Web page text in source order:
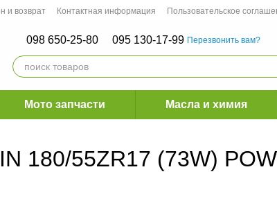
и возврат Контактная информация Пользовательское
098 650-25-80 095 130-17-99 Перезвонить вам?
Мото запчасти Масла и химия
180/55ZR17 (73W)